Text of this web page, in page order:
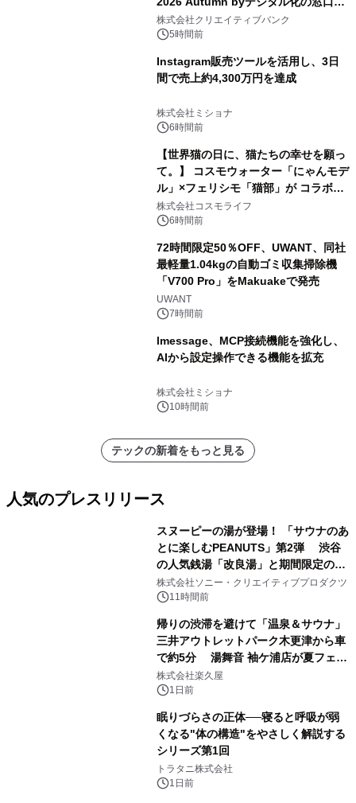
開催
株式会社クリエイティブバンク
5時間前
Instagram販売ツールを活用し、3日
間で売上約4,300万円を達成
株式会社ミショナ
6時間前
【世界猫の日に、猫たちの幸せを願っ
て。】 コスモウォーター「にゃんモデ
ル」×フェリシモ「猫部」が コラボキ
ャンペーンを実施
株式会社コスモライフ
6時間前
72時間限定50％OFF、UWANT、同社
最軽量1.04kgの自動ゴミ収集掃除機
「V700 Pro」をMakuakeで発売
UWANT
7時間前
lmessage、MCP接続機能を強化し、
AIから設定操作できる機能を拡充
株式会社ミショナ
10時間前
テックの新着をもっと見る
人気のプレスリリース
スヌーピーの湯が登場！ 「サウナのあ
とに楽しむPEANUTS」第2弾 渋谷
の人気銭湯「改良湯」と期間限定のコ
ラボレーション サウナイキタイコラ
ボグッズも発売決定！
株式会社ソニー・クリエイティブプロダクツ
11時間前
帰りの渋滞を避けて「温泉＆サウナ」
三井アウトレットパーク木更津から車
で約5分 湯舞音 袖ケ浦店が夏フェア
メニューを提供
株式会社楽久屋
1日前
眠りづらさの正体──寝ると呼吸が弱
くなる"体の構造"をやさしく解説する
シリーズ第1回
トラタニ株式会社
1日前